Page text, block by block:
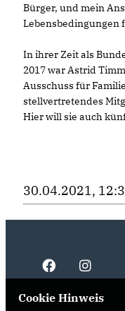
Bürger, und mein
Lebensbedingungen
In ihrer Zeit als
2017 war Astrid
Ausschuss für
stellvertretendes
Hier will sie auch
30.04.2021,
Cookie Hinweis